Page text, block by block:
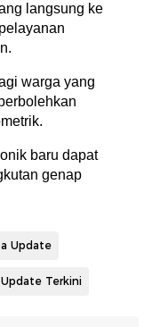
langsung ke
warga yang
baru dapat
genap
Update
Update Terkini